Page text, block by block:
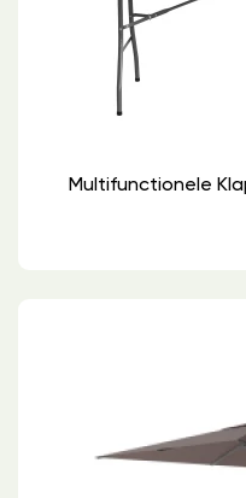
Multifunctionele